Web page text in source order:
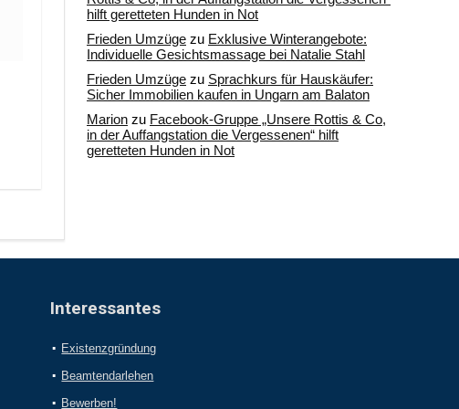
hilft geretteten Hunden in Not
Frieden Umzüge zu Exklusive Winterangebote:
Individuelle Gesichtsmassage bei Natalie Stahl
Frieden Umzüge zu Sprachkurs für Hauskäufer:
Sicher Immobilien kaufen in Ungarn am Balaton
Marion zu Facebook-Gruppe „Unsere Rottis & Co,
in der Auffangstation die Vergessenen“ hilft
geretteten Hunden in Not
Interessantes
Existenzgründung
Beamtendarlehen
Bewerben!